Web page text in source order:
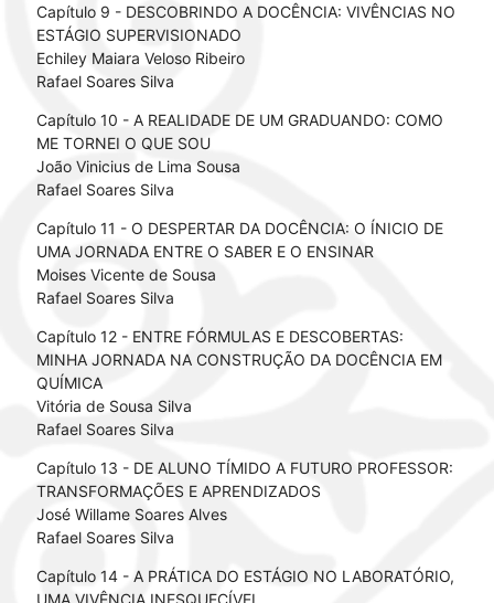
Capítulo 9 - DESCOBRINDO A DOCÊNCIA: VIVÊNCIAS NO
ESTÁGIO SUPERVISIONADO
Echiley Maiara Veloso Ribeiro
Rafael Soares Silva
Capítulo 10 - A REALIDADE DE UM GRADUANDO: COMO
ME TORNEI O QUE SOU
João Vinicius de Lima Sousa
Rafael Soares Silva
Capítulo 11 - O DESPERTAR DA DOCÊNCIA: O ÍNICIO DE
UMA JORNADA ENTRE O SABER E O ENSINAR
Moises Vicente de Sousa
Rafael Soares Silva
Capítulo 12 - ENTRE FÓRMULAS E DESCOBERTAS:
MINHA JORNADA NA CONSTRUÇÃO DA DOCÊNCIA EM
QUÍMICA
Vitória de Sousa Silva
Rafael Soares Silva
Capítulo 13 - DE ALUNO TÍMIDO A FUTURO PROFESSOR:
TRANSFORMAÇÕES E APRENDIZADOS
José Willame Soares Alves
Rafael Soares Silva
Capítulo 14 - A PRÁTICA DO ESTÁGIO NO LABORATÓRIO,
UMA VIVÊNCIA INESQUECÍVEL